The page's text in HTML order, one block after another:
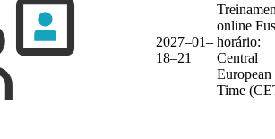
2027–01–
18–21
online
horário:
Central
European
Time